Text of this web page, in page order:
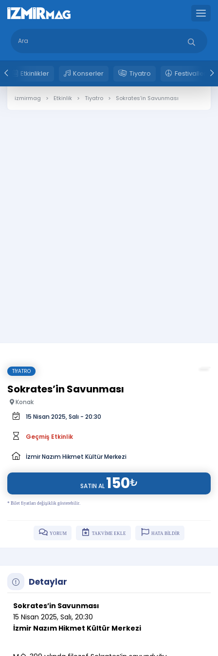
Etkinlikler Konserler Tiyatro Festivaller
izmirmag Etkinlik Tiyatro Sokrates’in Savunması
TIYATRO
Sokrates’in Savunması
Konak
15 Nisan 2025, Salı - 20:30
Geçmiş Etkinlik
İzmir Nazım Hikmet Kültür Merkezi
SATIN AL 150₺
* Bilet fiyatları değişiklik gösterebilir.
YORUM TAKVİME EKLE HATA BİLDİR
Detaylar
Sokrates’in Savunması
15 Nisan 2025, Salı, 20:30
İzmir Nazım Hikmet Kültür Merkezi